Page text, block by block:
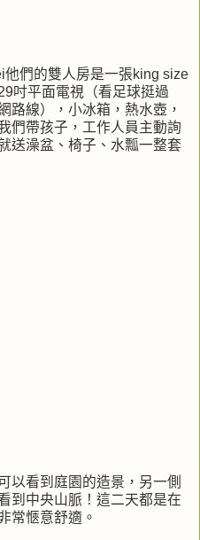
們的雙人房是一張king size
吋平面電視（看足球挺過
路線），小冰箱，熱水壺，
們帶孩子，工作人員主動詢
送澡盆、椅子、水瓢一整套
以看到庭園的造景，另一側
到中央山脈！這二天都是在
常愜意舒適。